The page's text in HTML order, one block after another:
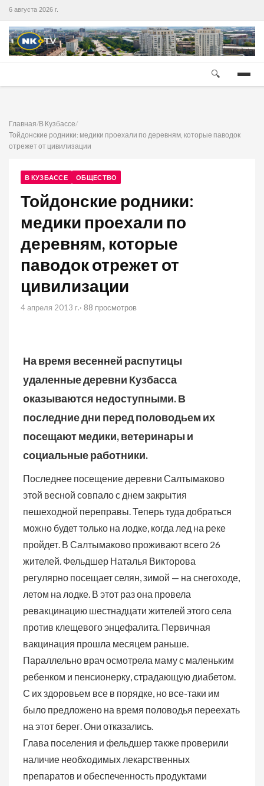
6 августа 2026 г.
🔍
Главная/В Кузбассе/
Тойдонские родники: медики проехали по деревням, которые паводок
отрежет от цивилизации
В КУЗБАССЕ ОБЩЕСТВО
Тойдонские родники:
медики проехали по
деревням, которые
паводок отрежет от
цивилизации
4 апреля 2013 г.· 88 просмотров
На время весенней распутицы
удаленные деревни Кузбасса
оказываются недоступными. В
последние дни перед половодьем их
посещают медики, ветеринары и
социальные работники.
Последнее посещение деревни Салтымаково
этой весной совпало с днем закрытия
пешеходной переправы.Теперь туда добраться
можно будет только на лодке, когда лед на реке
пройдет. В Салтымаково проживают всего 26
жителей. Фельдшер Наталья Викторова
регулярно посещает селян, зимой — на снегоходе,
летом на лодке. В этот раз она провела
ревакцинацию шестнадцати жителей этого села
против клещевого энцефалита. Первичная
вакцинация прошла месяцем раньше.
Параллельно врач осмотрела маму с маленьким
ребенком и пенсионерку, страдающую диабетом.
С их здоровьем все в порядке, но все-таки им
было предложено на время половодья переехать
на этот берег. Они отказались.
Глава поселения и фельдшер также проверили
наличие необходимых лекарственных
препаратов и обеспеченность продуктами